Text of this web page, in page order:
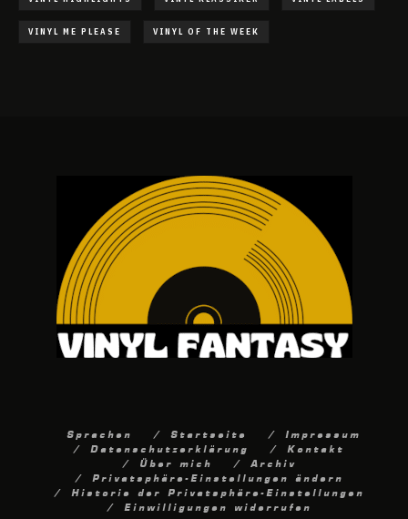
VINYL ME PLEASE VINYL OF THE WEEK
Sprachen Startseite Impressum
Datenschutzerklärung Kontakt
Über mich Archiv
Privatsphäre-Einstellungen ändern
Historie der Privatsphäre-Einstellungen
Einwilligungen widerrufen